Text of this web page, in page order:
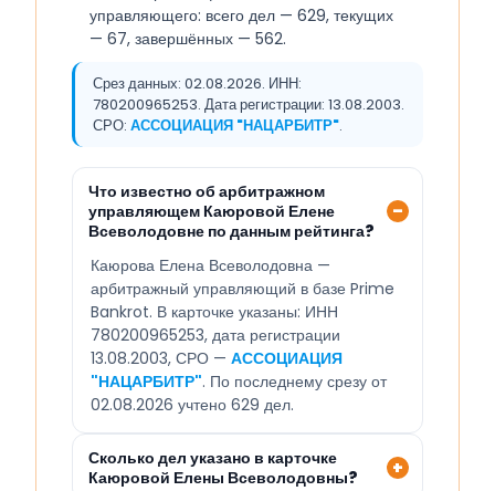
управляющего: всего дел — 629, текущих
— 67, завершённых — 562.
Срез данных: 02.08.2026. ИНН:
780200965253. Дата регистрации: 13.08.2003.
СРО: АССОЦИАЦИЯ "НАЦАРБИТР".
Что известно об арбитражном
управляющем Каюровой Елене
Всеволодовне по данным рейтинга?
Каюрова Елена Всеволодовна —
арбитражный управляющий в базе Prime
Bankrot. В карточке указаны: ИНН
780200965253, дата регистрации
13.08.2003, СРО — АССОЦИАЦИЯ
"НАЦАРБИТР". По последнему срезу от
02.08.2026 учтено 629 дел.
Сколько дел указано в карточке
Каюровой Елены Всеволодовны?